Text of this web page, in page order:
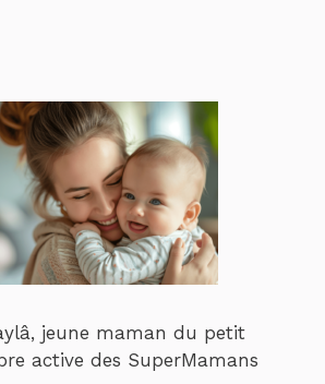
jeune maman du petit
active des SuperMamans